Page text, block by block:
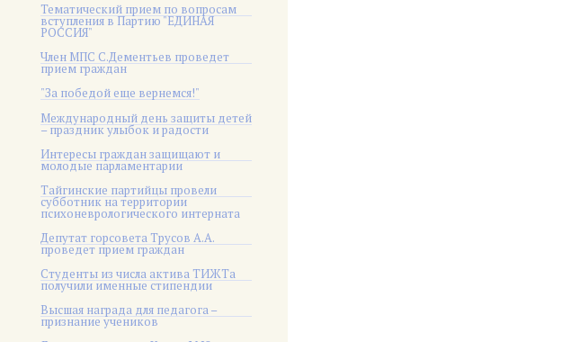
Тематический прием по вопросам
вступления в Партию "ЕДИНАЯ
РОССИЯ"
Член МПС С.Дементьев проведет
прием граждан
"За победой еще вернемся!"
Международный день защиты детей
– праздник улыбок и радости
Интересы граждан защищают и
молодые парламентарии
Тайгинские партийцы провели
субботник на территории
психоневрологического интерната
Депутат горсовета Трусов А.А.
проведет прием граждан
Студенты из числа актива ТИЖТа
получили именные стипендии
Высшая награда для педагога –
признание учеников